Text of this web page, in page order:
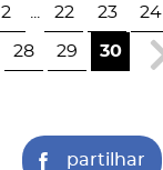
2 22 23 24
28 29 30
partilhar